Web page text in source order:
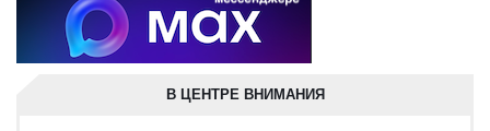
В ЦЕНТРЕ ВНИМАНИЯ